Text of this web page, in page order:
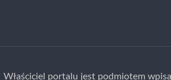
Właściciel portalu jest podmiotem